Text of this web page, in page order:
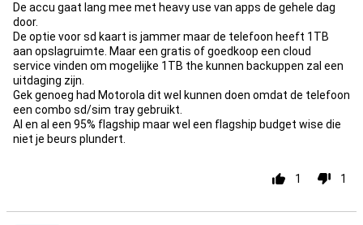
De accu gaat lang mee met heavy use van apps de gehele dag
door.
De optie voor sd kaart is jammer maar de telefoon heeft 1TB
aan opslagruimte. Maar een gratis of goedkoop een cloud
service vinden om mogelijke 1TB the kunnen backuppen zal een
uitdaging zijn.
Gek genoeg had Motorola dit wel kunnen doen omdat de telefoon
een combo sd/sim tray gebruikt.
Al en al een 95% flagship maar wel een flagship budget wise die
niet je beurs plundert.
1 1